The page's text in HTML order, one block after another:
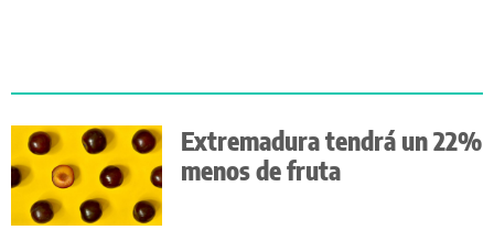
Extremadura tendrá un 22%
menos de fruta